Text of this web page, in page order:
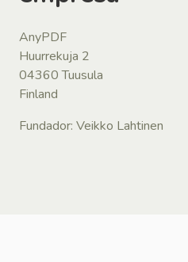
AnyPDF
Huurrekuja 2
04360 Tuusula
Finland
Fundador: Veikko Lahtinen